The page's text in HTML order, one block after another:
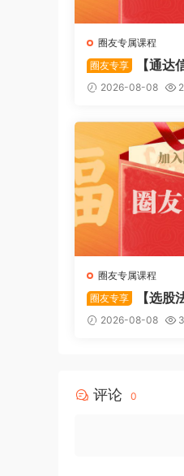
圈友专属课程
圈友专享
【通
战龙妖〗副图/选
2026-08-08
圈友专属课程
圈友专享
【选股
个股选股法操作
2026-08-08
评论 0